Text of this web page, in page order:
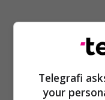
Telegrafi
your